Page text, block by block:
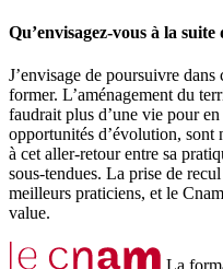
Qu’envisagez-vous à la
J’envisage de poursuivre
former. L’aménagement du
faudrait plus d’une vie pour
opportunités d’évolution,
à cet aller-retour entre sa
sous-tendues. La prise de
meilleurs praticiens, et le
value.
La